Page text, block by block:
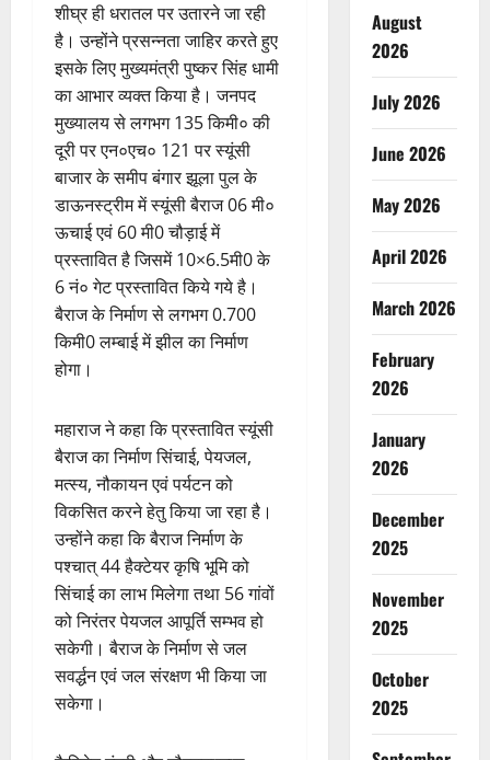
शीघ्र ही धरातल पर उतारने जा रही
है। उन्होंने प्रसन्नता जाहिर करते हुए
इसके लिए मुख्यमंत्री पुष्कर सिंह धामी
का आभार व्यक्त किया है। जनपद
मुख्यालय से लगभग 135 किमी० की
दूरी पर एन०एच० 121 पर स्यूंसी
बाजार के समीप बंगार झूला पुल के
डाऊनस्ट्रीम में स्यूंसी बैराज 06 मी०
ऊचाई एवं 60 मी0 चौड़ाई में
प्रस्तावित है जिसमें 10×6.5मी0 के
6 नं० गेट प्रस्तावित किये गये है।
बैराज के निर्माण से लगभग 0.700
किमी0 लम्बाई में झील का निर्माण
होगा।
महाराज ने कहा कि प्रस्तावित स्यूंसी
बैराज का निर्माण सिंचाई, पेयजल,
मत्स्य, नौकायन एवं पर्यटन को
विकसित करने हेतु किया जा रहा है।
उन्होंने कहा कि बैराज निर्माण के
पश्चात् 44 हैक्टेयर कृषि भूमि को
सिंचाई का लाभ मिलेगा तथा 56 गांवों
को निरंतर पेयजल आपूर्ति सम्भव हो
सकेगी। बैराज के निर्माण से जल
सवर्द्धन एवं जल संरक्षण भी किया जा
सकेगा।
August
2026
July 2026
June 2026
May 2026
April 2026
March 2026
February
2026
January
2026
December
2025
November
2025
October
2025